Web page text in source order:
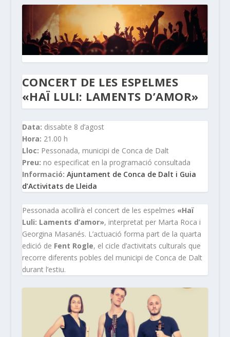
CONCERT DE LES ESPELMES
«HAÏ LULI: LAMENTS D’AMOR»
Data: dissabte 8 d’agost
Hora: 21.00 h
Lloc: Pessonada, municipi de Conca de Dalt
Preu: no especificat en la programació consultada
Informació: Ajuntament de Conca de Dalt i Guia
d’Activitats de Lleida
Pessonada acollirà el concert de les espelmes «Haï
Luli: Laments d’amor», interpretat per Marta Roca i
Georgina Masanés. L’actuació forma part de la quarta
edició de Fent Rogle, el cicle d’activitats culturals que
recorre diferents pobles del municipi de Conca de Dalt
durant l’estiu.